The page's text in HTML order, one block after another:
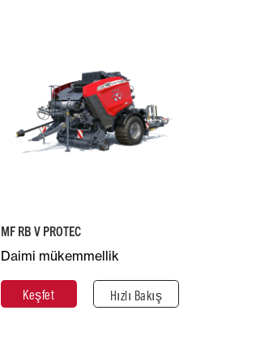
MF RB V PROTEC
Daimi mükemmellik
Keşfet Hızlı Bakış
Ağırlık (kg)
6.550
Oda Çapı (m)
0,9 - 1,6